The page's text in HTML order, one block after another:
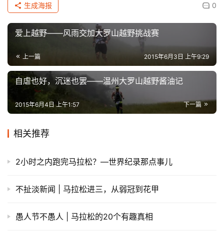
0
生成海报
爱上越野——风雨交加大罗山越野挑战赛
上一篇 2015年6月3日 上午9:29
自虐也好，沉迷也罢——温州大罗山越野酱油记
下一篇
2015年6月4日 上午1:57
相关推荐
2小时之内跑完马拉松？—世界纪录那点事儿
不扯淡新闻 | 马拉松进三，从弱冠到花甲
愚人节不愚人 | 马拉松的20个有趣真相